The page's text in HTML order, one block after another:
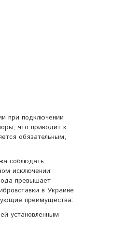
при подключении
что приводит к
обязательным,
соблюдать
исключении
превышает
в Украине
преимущества:
установленным